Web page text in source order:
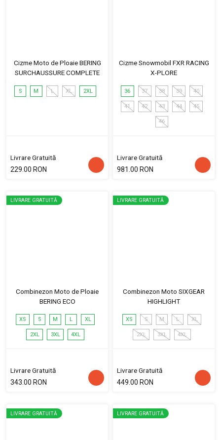
Cizme Moto de Ploaie BERING
SURCHAUSSURE COMPLETE
S M L XL 2XL
Livrare Gratuită
229.00 RON
Cizme Snowmobil FXR RACING
X-PLORE
36 37 38 39 40
41 42 43 44 45
46
Livrare Gratuită
981.00 RON
LIVRARE GRATUITĂ
Combinezon Moto de Ploaie
BERING ECO
XS S M L XL
2XL 3XL 4XL
Livrare Gratuită
343.00 RON
LIVRARE GRATUITĂ
Combinezon Moto SIXGEAR
HIGHLIGHT
XS S M L XL
2XL 3XL 4XL
Livrare Gratuită
449.00 RON
LIVRARE GRATUITĂ LIVRARE GRATUITĂ